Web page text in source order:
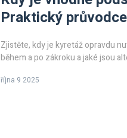
Praktický
Zjistěte, kdy je kyretáž opravdu
během a po zákroku a jaké jsou
října 9 2025